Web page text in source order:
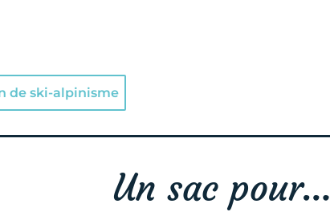
de ski-alpinisme
Un sac pour…